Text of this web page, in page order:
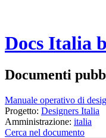
Docs Italia
Documenti
Manuale operativo di
Progetto: Designers Italia
Amministrazione: italia
Cerca nel documento